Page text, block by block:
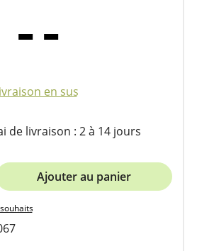
en sus
de livraison : 2 à 14 jours
: Entrez la
Ajouter au panier